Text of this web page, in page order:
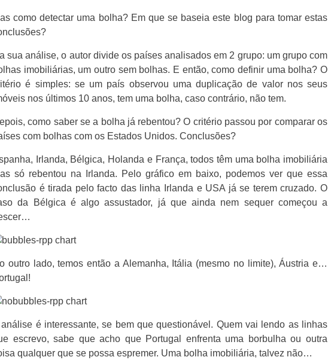
como detectar uma bolha? Em que se baseia este blog para tomar estas
sua análise, o autor divide os países analisados em 2 grupo: um grupo com
imobiliárias, um outro sem bolhas. E então, como definir uma bolha? O
é simples: se um país observou uma duplicação de valor nos seus
nos últimos 10 anos, tem uma bolha, caso contrário, não tem.
como saber se a bolha já rebentou? O critério passou por comparar os
com bolhas com os Estados Unidos. Conclusões?
Irlanda, Bélgica, Holanda e França, todos têm uma bolha imobiliária
só rebentou na Irlanda. Pelo gráfico em baixo, podemos ver que essa
é tirada pelo facto das linha Irlanda e USA já se terem cruzado. O
da Bélgica é algo assustador, já que ainda nem sequer começou a
outro lado, temos então a Alemanha, Itália (mesmo no limite), Áustria e…
é interessante, se bem que questionável. Quem vai lendo as linhas
escrevo, sabe que acho que Portugal enfrenta uma borbulha ou outra
qualquer que se possa espremer. Uma bolha imobiliária, talvez não…